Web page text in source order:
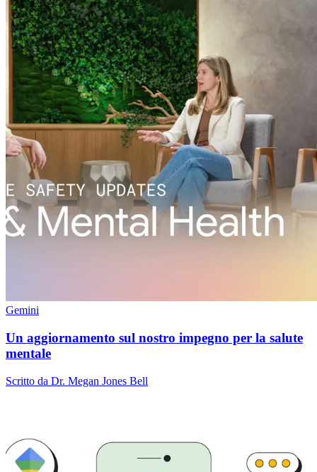
Gemini
Un aggiornamento sul nostro impegno per la salute
mentale
Scritto da Dr. Megan Jones Bell